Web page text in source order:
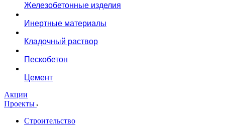
Железобетонные изделия
Инертные материалы
Кладочный раствор
Пескобетон
Цемент
Акции
Проекты
Строительство